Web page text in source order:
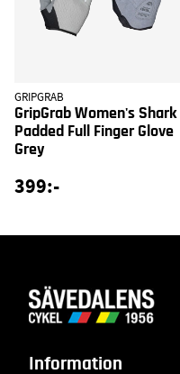
GRIPGRAB
GripGrab Women's Shark
Padded Full Finger Glove
Grey
399:-
Information